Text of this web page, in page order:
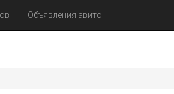
Объявления авито